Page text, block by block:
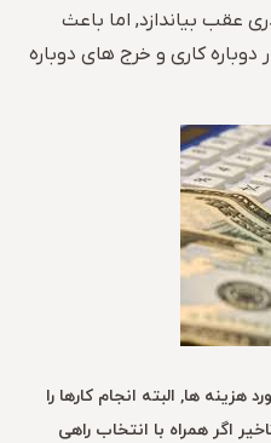
عقب بیاندازد, اما باعث
دوباره کاری و خرج های دوباره
ها, البته انجام کارها را
اگر همراه با انتخاب راهی